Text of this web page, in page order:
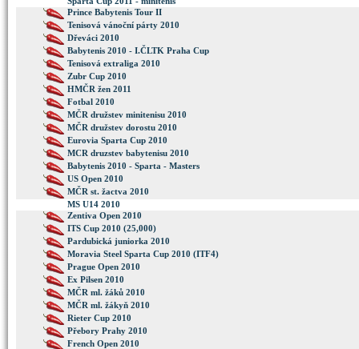
Prince Babytenis Tour II
Tenisová vánoční párty 2010
Dřeváci 2010
Babytenis 2010 - I.ČLTK Praha Cup
Tenisová extraliga 2010
Zubr Cup 2010
HMČR žen 2011
Fotbal 2010
MČR družstev minitenisu 2010
MČR družstev dorostu 2010
Eurovia Sparta Cup 2010
MCR druzstev babytenisu 2010
Babytenis 2010 - Sparta - Masters
US Open 2010
MČR st. žactva 2010
MS U14 2010
Zentiva Open 2010
ITS Cup 2010 (25,000)
Pardubická juniorka 2010
Moravia Steel Sparta Cup 2010 (ITF4)
Prague Open 2010
Ex Pilsen 2010
MČR ml. žáků 2010
MČR ml. žákyň 2010
Rieter Cup 2010
Přebory Prahy 2010
French Open 2010